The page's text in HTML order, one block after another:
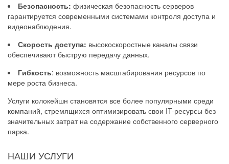
Безопасность: физическая безопасность серверов
гарантируется современными системами контроля доступа и
видеонаблюдения.
Скорость доступа: высокоскоростные каналы связи
обеспечивают быструю передачу данных.
Гибкость: возможность масштабирования ресурсов по
мере роста бизнеса.
Услуги колокейшн становятся все более популярными среди
компаний, стремящихся оптимизировать свои IT-ресурсы без
значительных затрат на содержание собственного серверного
парка.
НАШИ УСЛУГИ